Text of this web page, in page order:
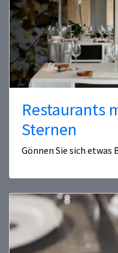
Restaurants
Sternen
Gönnen Sie sich etwas